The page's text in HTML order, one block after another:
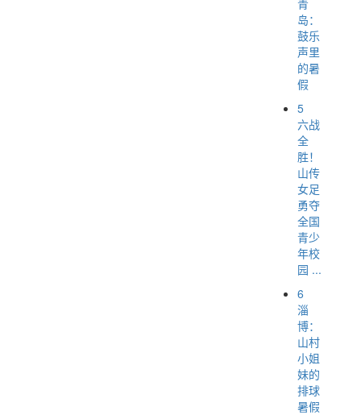
岛：
鼓乐
声里
的暑
假
5
六战
全
胜！
山传
女足
勇夺
全国
青少
年校
园 ...
6
淄
博：
山村
小姐
妹的
排球
暑假